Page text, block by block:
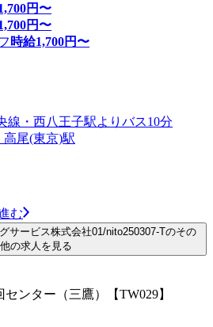
円〜
円〜
時給1,700円〜
・西八王子駅よりバス10分
尾(東京)駅
む
サービス株式会社01/nito250307-Tのその
他の求人を見る
ンター（三鷹）【TW029】